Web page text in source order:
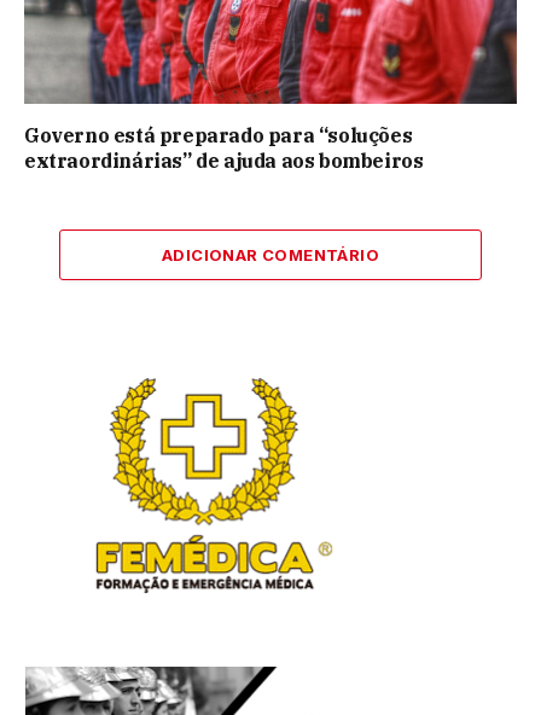
Governo está preparado para “soluções
extraordinárias” de ajuda aos bombeiros
ADICIONAR COMENTÁRIO